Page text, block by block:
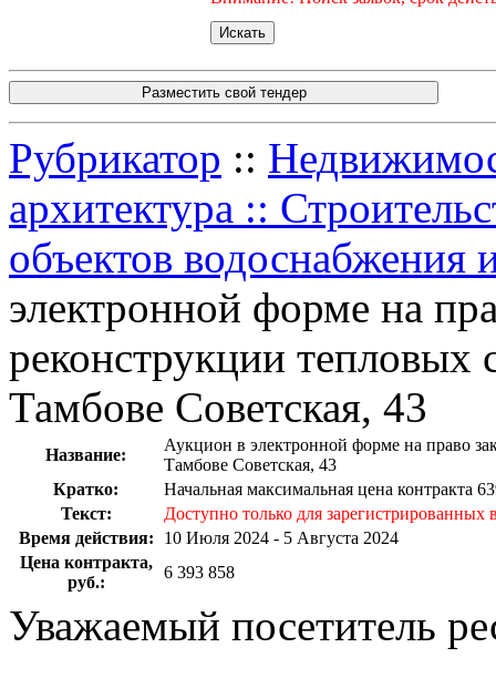
Разместить свой тендер
Рубрикатор ::
архитектура ::
объектов водоснабжения
электронной форме на
реконструкции тепловых
Тамбове Советская, 43
Название:
Аукцион в электронной форме на право
Тамбове Советская, 43
Кратко:
Начальная максимальная цена контракта
Текст:
Доступно только для зарегистрированных
Время действия:
10 Июля 2024 - 5 Августа 2024
Цена контракта,
руб.:
6 393 858
Уважаемый посетитель